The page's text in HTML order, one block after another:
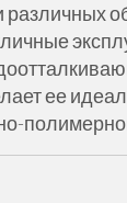
ее